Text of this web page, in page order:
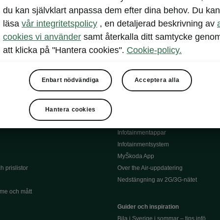
försäkring
prislistor
och mått
Serviceavtal
Bli testpilot service
Däck
Instruktionsbok till din Škoda
Information om batterier
Garantier
Infotainmentappar
Infotainmentsystem
MyŠkoda App
Over the Air-uppdatering
Nedstängning av 2G/3G-nätet
Guider och inspiration
Bila i Sverige i sommar – tips infö
du kan självklart anpassa dem efter dina behov. Du kan
läsa vår integritetspolicy , en detaljerad beskrivning av
cookies vi använder samt återkalla ditt samtycke
att klicka på "Hantera cookies". Cookie-policy.
Enbart nödvändiga Acceptera alla
Hantera cookies